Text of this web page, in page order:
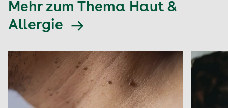
Mehr zum Thema Haut &
Allergie